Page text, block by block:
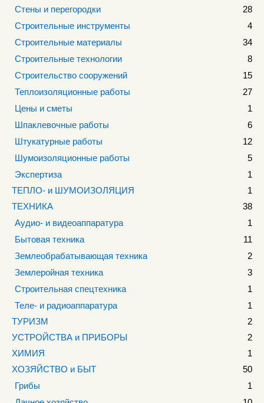
Стены и перегородки
28
Строительные инструменты
4
Строительные материалы
34
Строительные технологии
8
Строительство сооружений
15
Теплоизоляционные работы
27
Цены и сметы
1
Шпаклевочные работы
6
Штукатурные работы
12
Шумоизоляционные работы
5
Экспертиза
1
ТЕПЛО- и ШУМОИЗОЛЯЦИЯ
1
ТЕХНИКА
38
Аудио- и видеоаппаратура
1
Бытовая техника
11
Землеобрабатывающая техника
2
Землеройная техника
3
Строительная спецтехника
1
Теле- и радиоаппаратура
1
ТУРИЗМ
2
УСТРОЙСТВА и ПРИБОРЫ
2
ХИМИЯ
1
ХОЗЯЙСТВО и БЫТ
50
Грибы
1